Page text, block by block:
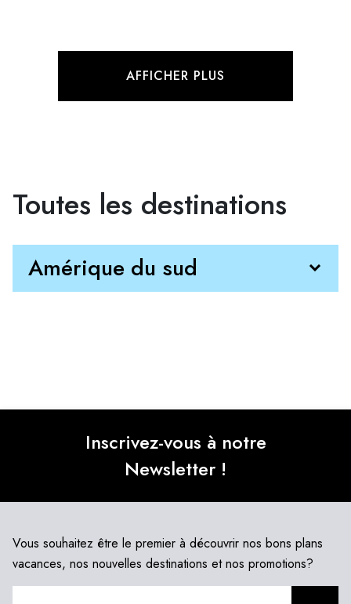
AFFICHER PLUS
Toutes les destinations
Amérique du sud
Inscrivez-vous à notre
Newsletter !
Vous souhaitez être le premier à découvrir nos bons plans
vacances, nos nouvelles destinations et nos promotions?